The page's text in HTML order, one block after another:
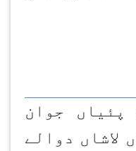
جوان
لاشاں دوالے